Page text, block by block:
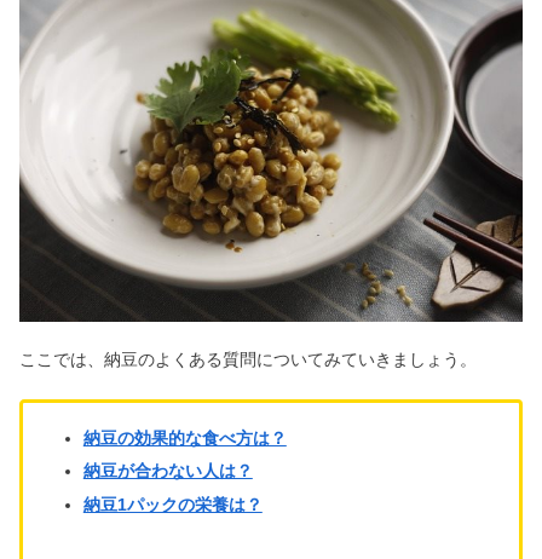
ここでは、納豆のよくある質問についてみていきましょう。
納豆の効果的な食べ方は？
納豆が合わない人は？
納豆1パックの栄養は？